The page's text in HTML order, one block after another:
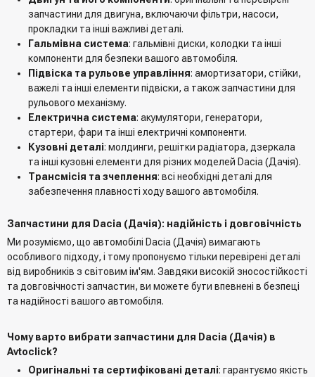
запчастини для двигуна, включаючи фільтри, насоси,
прокладки та інші важливі деталі.
Гальмівна система: гальмівні диски, колодки та інші
компоненти для безпеки вашого автомобіля.
Підвіска та рульове управління: амортизатори, стійки,
важелі та інші елементи підвіски, а також запчастини для
рульового механізму.
Електрична система: акумулятори, генератори,
стартери, фари та інші електричні компоненти.
Кузовні деталі: молдинги, решітки радіатора, дзеркала
та інші кузовні елементи для різних моделей Dacia (Дачія).
Трансмісія та зчеплення: всі необхідні деталі для
забезпечення плавності ходу вашого автомобіля.
Запчастини для Dacia (Дачія): надійність і довговічність
Ми розуміємо, що автомобілі Dacia (Дачія) вимагають
особливого підходу, і тому пропонуємо тільки перевірені деталі
від виробників з світовим ім'ям. Завдяки високій зносостійкості
та довговічності запчастин, ви можете бути впевнені в безпеці
та надійності вашого автомобіля.
Чому варто вибрати запчастини для Dacia (Дачія) в
Avtoclick?
Оригінальні та сертифіковані деталі: гарантуємо якість